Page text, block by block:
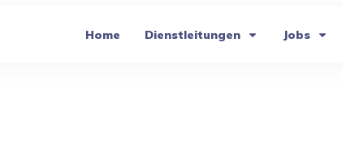
Home Dienstleitungen Jobs